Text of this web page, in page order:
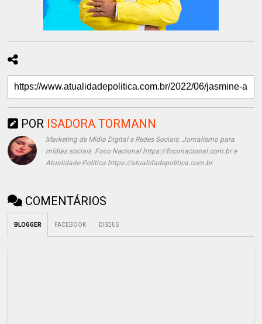
POR ISADORA TORMANN
Marketing de Mídia Digital e Redes Sociais. Jornalismo para
mídias sociais. Foco Nacional https://foconacional.com.br e
Atualidade Política https://atualidadepolitica.com.br
COMENTÁRIOS
BLOGGER FACEBOOK DISQUS